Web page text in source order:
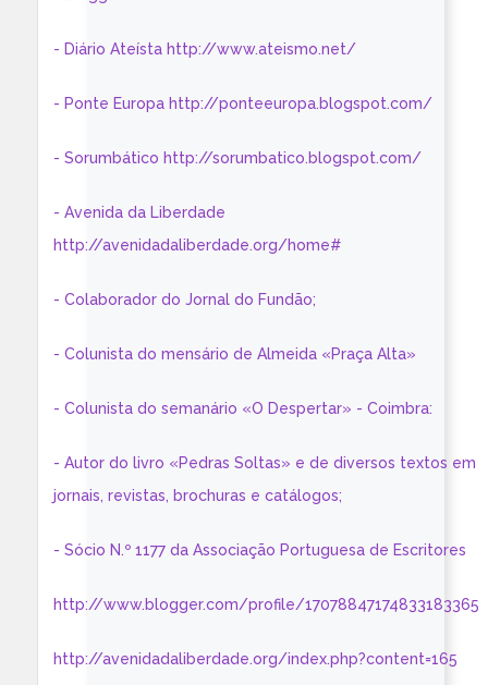
- Diário Ateísta http://www.ateismo.net/
- Ponte Europa http://ponteeuropa.blogspot.com/
- Sorumbático http://sorumbatico.blogspot.com/
- Avenida da Liberdade
http://avenidadaliberdade.org/home#
- Colaborador do Jornal do Fundão;
- Colunista do mensário de Almeida «Praça Alta»
- Colunista do semanário «O Despertar» - Coimbra:
- Autor do livro «Pedras Soltas» e de diversos textos em
jornais, revistas, brochuras e catálogos;
- Sócio N.º 1177 da Associação Portuguesa de Escritores
http://www.blogger.com/profile/17078847174833183365
http://avenidadaliberdade.org/index.php?content=165